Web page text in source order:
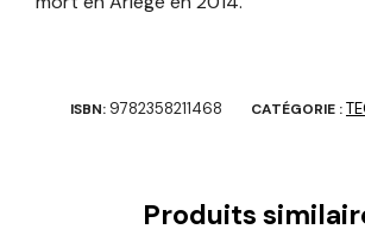
ISBN: 9782358211468 CATÉGORIE :
Produits